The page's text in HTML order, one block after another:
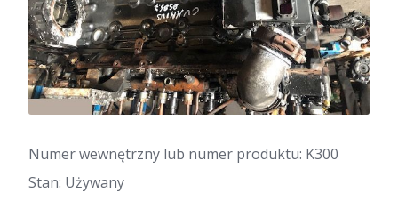
Numer wewnętrzny lub numer produktu: K300
Stan: Używany